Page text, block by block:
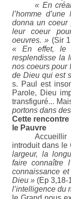
« En
l’homme
donna un coeur
leur coeur
oeuvres. »(Sir
« En effet, le
resplendisse la
nos coeurs pour
de Dieu qui est
s. Paul est
Parole, Dieu
transfiguré...
portons dans
Cette
le Pauvre
introduit dans
largeur, la
faire connaître
connaissance
Dieu » (Ep 3,18-
l’intelligence du